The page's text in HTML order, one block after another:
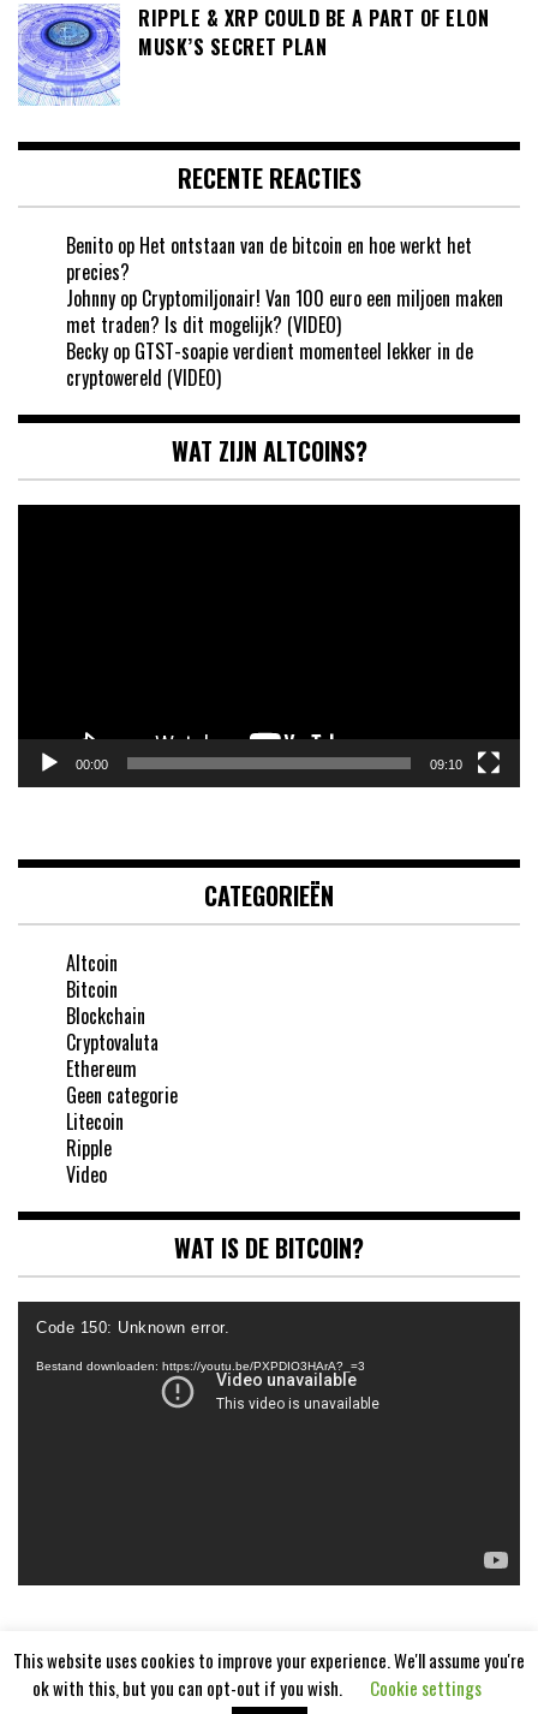
RIPPLE & XRP COULD BE A PART OF ELON
MUSK’S SECRET PLAN
RECENTE REACTIES
Benito op Het ontstaan van de bitcoin en hoe werkt het
precies?
Johnny op Cryptomiljonair! Van 100 euro een miljoen maken
met traden? Is dit mogelijk? (VIDEO)
Becky op GTST-soapie verdient momenteel lekker in de
cryptowereld (VIDEO)
WAT ZIJN ALTCOINS?
00:00 09:10
CATEGORIEËN
Altcoin
Bitcoin
Blockchain
Cryptovaluta
Ethereum
Geen categorie
Litecoin
Ripple
Video
WAT IS DE BITCOIN?
Videospeler
Code 150: Unknown error.
Bestand downloaden: https://youtu.be/PXPDIO3HArA?_=3
This website uses cookies to improve your experience. We'll assume you're
ok with this, but you can opt-out if you wish.
Cookie settings